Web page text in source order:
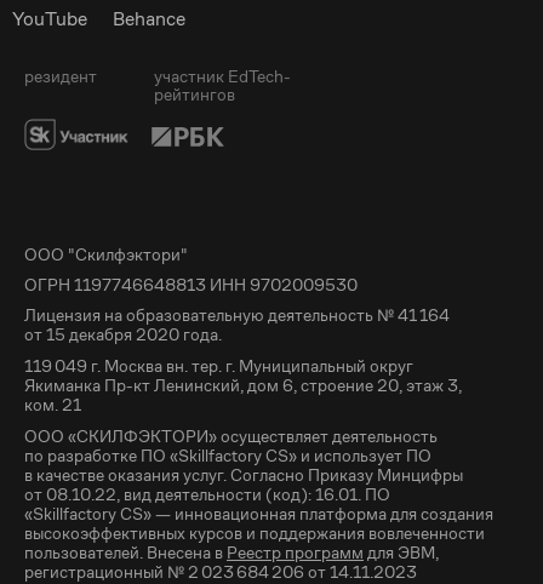
ООО "Скилфэктори"
119 049 г. Москва вн. тер. г. Муниципальный округ
Якиманка Пр-кт Ленинский, дом 6, строение 20, этаж 3,
ком. 21
ОГРН 1197746648813 ИНН 9702009530
Лицензия на образовательную деятельность № 41 164
от 15 декабря 2020 года.
резидент
участник EdTech-
рейтингов
YouTube
Behance
ООО «СКИЛФЭКТОРИ» осуществляет деятельность
по разработке ПО «Skillfactory CS» и использует ПО
в качестве оказания услуг. Согласно Приказу Минцифры
от 08.10.22, вид деятельности (код): 16.01. ПО
«Skillfactory CS» — инновационная платформа для создания
высокоэффективных курсов и поддержания вовлеченности
пользователей. Внесена в Реестр программ для ЭВМ,
регистрационный № 2 023 684 206 от 14.11.2023